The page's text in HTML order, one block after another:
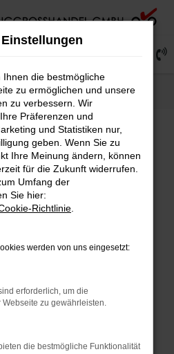
Fahrzeugsuche
Error
aufgetreten.
die dir helfen können:
und deine
zum Beispiel deine
wie Werbeblocker,
die Seite in einem
in einem privaten
die bestmögliche
zu ermöglichen und unsere
zu verbessern. Wir
Präferenzen und
und Statistiken nur,
geben. Wenn Sie zu
Ihre Meinung ändern, können
für die Zukunft widerrufen.
Umfang der
Sie hier:
Richtlinie
werden von uns eingesetzt:
erforderlich, um die
Webseite zu gewährleisten.
die bestmögliche Funktionalität